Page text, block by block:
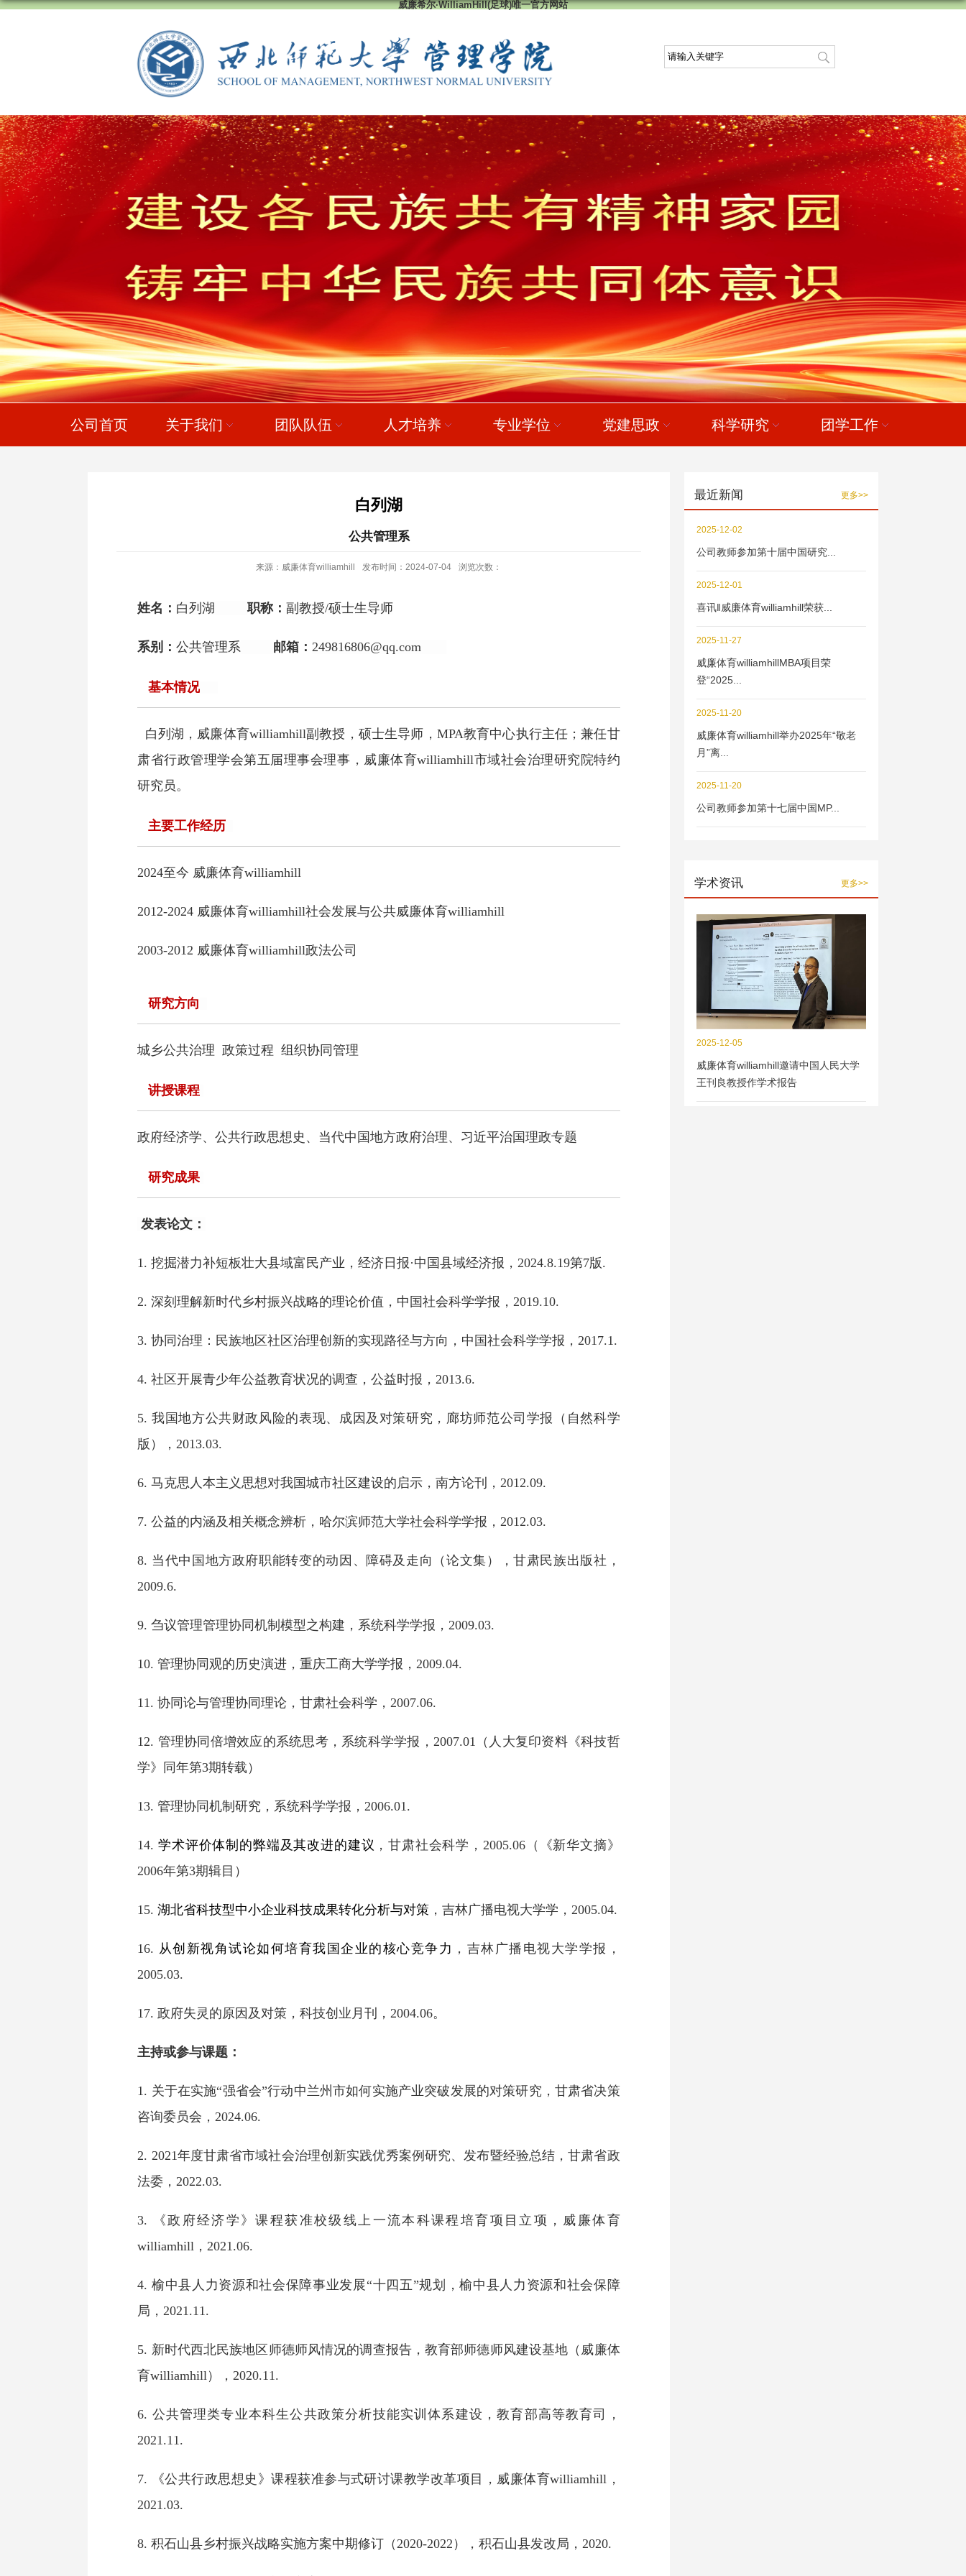
威廉希尔·WilliamHill(足球)唯一官方网站
公司首页 关于我们 团队队伍 人才培养 专业学位 党建思政 科学研究 团学工作
白列湖
公共管理系
来源：威廉体育williamhill 发布时间：2024-07-04 浏览次数：
姓名： 白列湖 职称：副教授/硕士生导师
系别：公共管理系 邮箱： 249816806@qq.com
基本情况
白列湖，威廉体育williamhill副教授，硕士生导师 ， MPA教育中心执行主任；兼任甘
肃省行政管理学会第五届理事会理事，威廉体育williamhill市域社会治理研究院特约
研究 员 。
主要工作经历
2024至今 威廉体育williamhill
2012-2024 威廉体育williamhill社会发展与公共威廉体育williamhill
2003-2012 威廉体育williamhill政法公司
研究方向
城乡公共治理 政策过程 组织协同管理
讲授课程
政府经济学、公共行政思想史 、 当代中国地方政府治理、习近平治国理政专题
研究成果
发表论文：
1.挖掘潜力补短板壮大县域富民产业，经济日报·中国县域经济报，2024.8.19第7版.
2.深刻理解新时代乡村振兴战略的理论价值，中国社会科学学报， 2019.10.
3.协同治理：民族地区社区治理创新的实现路径与方向，中国社会科学学报， 2017.1 .
4.社区开展青少年公益教育状况的调查 ，公益时报， 2013.6.
5.我国地方公共财政风险的表现、成因及对策研究，廊坊师范公司学报（自然科学
版）， 2013.03.
6.马克思人本主义思想对我国城市社区建设的启示 ，南方论刊， 2012.09.
7.公益的内涵及相关概念辨析 ， 哈尔滨师范大学社会科学学报， 2012.03.
8. 当代中国地方政府职能转变的动因、障碍及走向 （论文集 ） ，甘肃民族出版社，
2009.6.
9.刍议管理管理协同机制模型之构建 ， 系统科学学报， 2009.03.
10.管理协同观的历史演进 ，重庆工商大学学报， 2009.04.
11.协同论与管理协同理论 ，甘肃社会科学， 2007.06.
12. 管理协同倍增效应的系统思考，系统科学学报， 2007.01（人大复印资料《科技哲
学》
同年第3期转载 ）
13.管理协同机制研究，系统科学学报， 2006.01 .
14.学术评价体制的弊端及其改进的建议 ，甘肃社会科学， 2005.06（
《新华文摘》
2006年第3期辑目）
15.湖北省科技型中小企业科技成果转化分析与对策 ，吉林广播电视大学学， 2005.04.
16. 从创新视角试论如何培育我国企业的核心竞争力 ，吉林广播电视大学学报，
2005.03.
17.政府失灵的原因及对策，科技创业月刊， 2004.06。
主持或参与课题：
1. 关于在实施“强省会”行动中兰州市如何实施产业突破发展的对策研究，甘肃省决策
咨询委员会，2024.06.
2. 2021年度甘肃省市域社会治理创新实践优秀案例研究、发布暨经验总结，甘肃省政
法委，2022.03.
3.
《政府经济学》课程获准校级线上一流本科课程培育项目立项，威廉体育
williamhill， 2021.06.
4.榆中县人力资源和社会保障事业发展“十四五”规划，榆中县人力资源和社会保障
局，2021.11.
5. 新时代西北民族地区师德师风情况的调查报告，教育部师德师风建设基地（威廉体
育williamhill）， 2020.11.
6. 公共管理类专业本科生公共政策分析技能实训体系建设，教育部高等教育司，
2021.11.
7.
《公共行政思想史》课程获准参与式研讨课教学改革项目，威廉体育williamhill，
2021.03.
8.积石山县乡村振兴战略实施方案中期修订（ 2020-2022），积石山县发改局，2020.
最近新闻 更多>>
2025-12-02
公司教师参加第十届中国研究...
2025-12-01
喜讯‖威廉体育williamhill荣获...
2025-11-27
威廉体育williamhillMBA项目荣
登“2025...
2025-11-20
威廉体育williamhill举办2025年“敬老
月”离...
2025-11-20
公司教师参加第十七届中国MP...
学术资讯 更多>>
2025-12-05
威廉体育williamhill邀请中国人民大学
王刊良教授作学术报告